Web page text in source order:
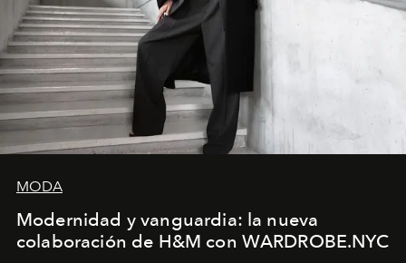
MODA
Modernidad y vanguardia: la nueva
colaboración de H&M con WARDROBE.NYC